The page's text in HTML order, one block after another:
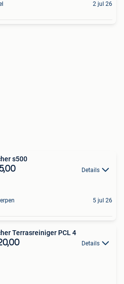
2 jul 26
s500
Details
5 jul 26
Terrasreiniger PCL 4
Details